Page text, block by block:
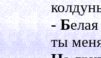
- Б
ты